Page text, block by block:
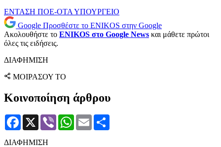
ΕΝΤΑΣΗ ΠΟΕ-ΟΤΑ ΥΠΟΥΡΓΕΙΟ
Google Προσθέστε το ENIKOS στην Google
Ακολουθήστε το ENIKOS στο Google News και μάθετε πρώτοι
όλες τις ειδήσεις.
ΔΙΑΦΗΜΙΣΗ
ΜΟΙΡΑΣΟΥ ΤΟ
Κοινοποίηση άρθρου
Facebook
X Viber WhatsApp
Email
ΔΙΑΦΗΜΙΣΗ